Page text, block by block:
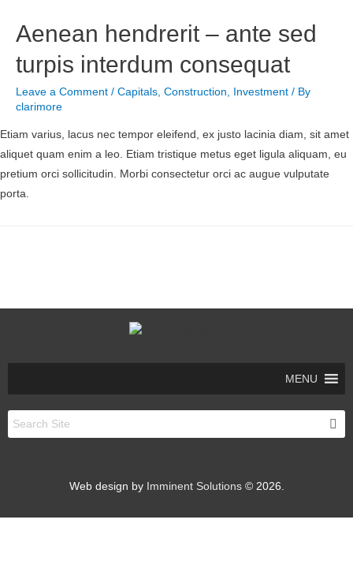
Aenean hendrerit – ante sed
turpis interdum consequat
Leave a Comment / Capitals Construction Investment / By
clarimore
Etiam varius, lacus nec tempor eleifend, ex justo lacinia diam, sit amet
aliquet quam enim a leo. Etiam tristique metus eget ligula aliquam, eu
pretium orci sollicitudin. Morbi consectetur orci ac augue vulputate
porta.
MENU
Web design by Imminent Solutions© 2026.